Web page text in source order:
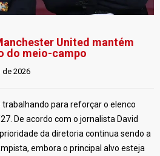
United mantém
do meio-campo
de 2026
para reforçar o elenco
De acordo com o jornalista David
da diretoria continua sendo a
embora o principal alvo esteja